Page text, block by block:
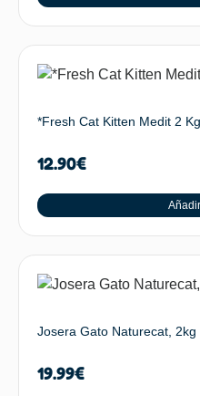
*Fresh Cat Kitten Medit 2 Kg
12.90€
Josera Gato Naturecat, 2kg
19.99€